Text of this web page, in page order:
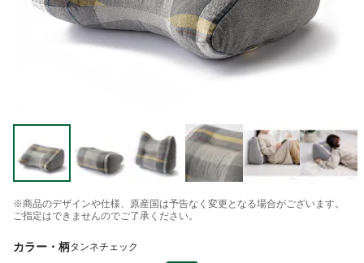
※商品のデザインや仕様、原産国は予告なく変更となる場合がございます。
ご指定はできませんのでご了承ください。
カラー・柄タンネチェック